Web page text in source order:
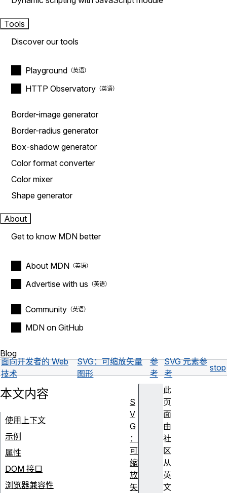
Tools
Discover our tools
Playground
HTTP Observatory
Border-image generator
Border-radius generator
Box-shadow generator
Color format converter
Color mixer
Shape generator
About
Get to know MDN better
About MDN
Advertise with us
Community
MDN on GitHub
Blog
面向开发者的 Web
技术
SVG：可缩放矢量
图形
参
考
SVG 元素参
考
stop
此
页
面
由
社
区
从
英
文
本文内容
使用上下文
示例
属性
DOM 接口
浏览器兼容性
S
V
G
：
可
缩
放
矢